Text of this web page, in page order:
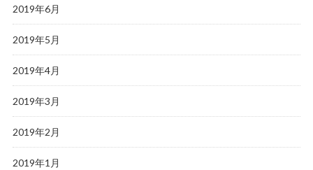
2019年6月
2019年5月
2019年4月
2019年3月
2019年2月
2019年1月